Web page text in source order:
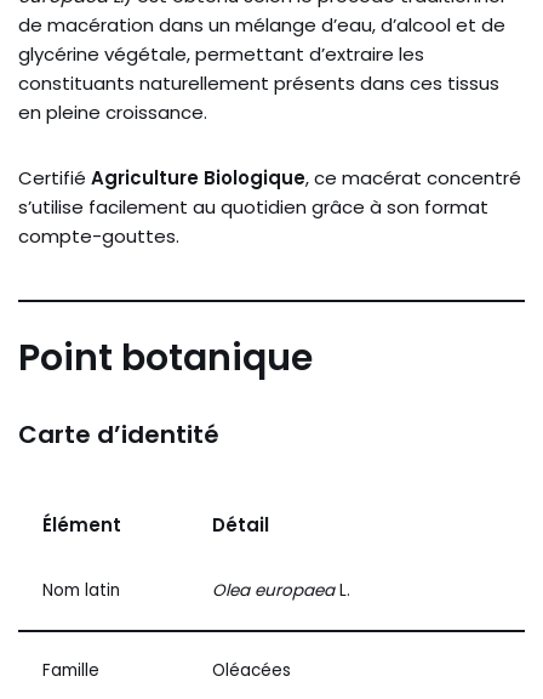
de macération dans un mélange d’eau, d’alcool et de
glycérine végétale, permettant d’extraire les
constituants naturellement présents dans ces tissus
en pleine croissance.
Certifié Agriculture Biologique, ce macérat concentré
s’utilise facilement au quotidien grâce à son format
compte-gouttes.
Point botanique
Carte d’identité
Élément Détail
Nom latin Olea europaeaL.
Famille Oléacées